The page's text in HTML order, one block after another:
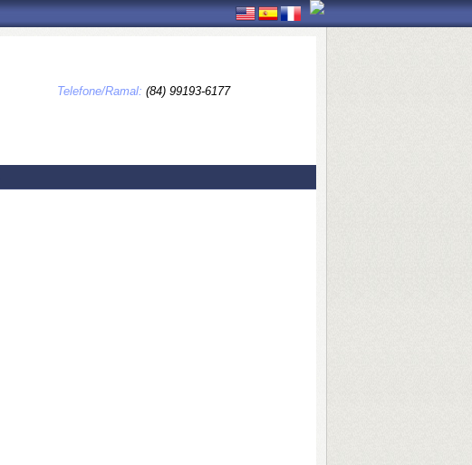
Telefone/Ramal: (84) 99193-6177